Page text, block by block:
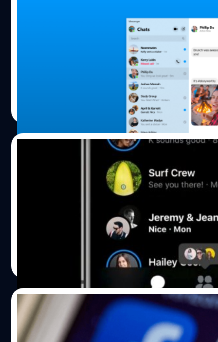
"Remove" หรือปุ่ม "ลบออก" ในภาษาไทยเลยครับ จะพบว่าข้
เร็วกว่าเดิม แถมเวอร์ชั่นเดสก์ท้อปด้วย
Facebook ได้จัดงาน F8 2019 งานประชุมนักพัฒนาใหญ่ของ
Facebook ประจำปีนี้ ที่จัดในวันที่ 30 เม.ย - 1 พ.ค. เปิดตัวมา
ประกาศปรับปรุงบริการ Messenger ยกใหญ่
| 2656 days ago
ไม่ต้องส่งพระจันทร์ Messenger เปิดให้ผู้ใช้ง
คนใช้ Dark Mode ได้แล้ว!
อย่างเป็นทางการ แต่ต้องมีทริกในการเปิดใช้นิดหน่อยโดยกา
พระจันทร์ให้ใครก็ได้ จะสามารถเปิด Dark mode ใช้งานได้ทั
อย่างไรก็ตาม จากที่ทีมงนาทดสอบพบว่าไม่ใช่ผู้ใช้งานทุกคน
การส่งพระจันทร์แล้วจะใช้ Dark mode ได้ทุกคน (ช่วงนั้นทดล
สามเครื่อง) จึงถอดใจรอการอัปเดตอย่างเป็นทางการอีกครั้งเ
กว่า ล่าสุดสื่อต่างประเทศประกาศอย่างเป็นทางการว่า
รองรับการเปิด Dark mode ทุกเครื่องทั้ง iOS และ Android เ
เรียบร้อย (จริงๆ ผู้เขียนเปิดใช้งานมาได้สัก 2-3 สัปดาห์แล้ว)
สามารถเปิดใช้งาน Dark mode ได้เลยผ่าน Profile ใน
ครับ อ้างอิง
| 2671 days ago
13/04/2019
Messenger อาจจะกลับมาอยู่บนแอป
เร็ว ๆ นี้